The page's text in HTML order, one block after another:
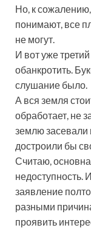
Но, к сожалению,
понимают, все
не могут.
И вот уже
обанкротить.
слушание было.
А вся земля
обработает, не
землю засевали
достроили бы
Считаю,
недоступность.
заявление
разными
проявить